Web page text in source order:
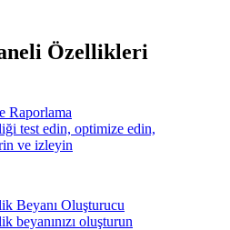
Özellikleri
Raporlama
test edin, optimize edin,
ve izleyin
Beyanı Oluşturucu
beyanınızı oluşturun